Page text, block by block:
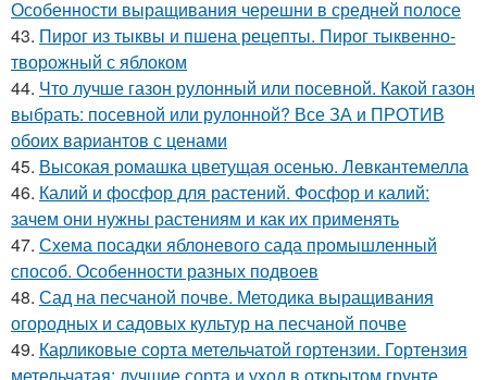
Особенности выращивания черешни в средней полосе
43. Пирог из тыквы и пшена рецепты. Пирог тыквенно-
творожный с яблоком
44. Что лучше газон рулонный или посевной. Какой газон
выбрать: посевной или рулонной? Все ЗА и ПРОТИВ
обоих вариантов с ценами
45. Высокая ромашка цветущая осенью. Левкантемелла
46. Калий и фосфор для растений. Фосфор и калий:
зачем они нужны растениям и как их применять
47. Схема посадки яблоневого сада промышленный
способ. Особенности разных подвоев
48. Сад на песчаной почве. Методика выращивания
огородных и садовых культур на песчаной почве
49. Карликовые сорта метельчатой гортензии. Гортензия